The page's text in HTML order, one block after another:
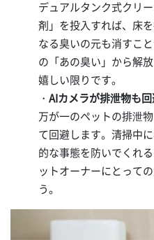
デュアルタンク式クリ
剤」を投入すれば、床
なる臭いの元も消すこ
の「あの臭い」から解
嬉しい限りです。
・ AIカメラが排泄物も
万が一のペットの排泄
て回避します。清掃中
的な事態を防いでくれ
ットオーナーにとって
う。